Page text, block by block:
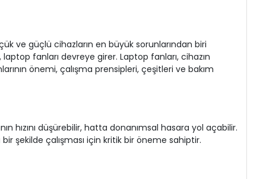
ve güçlü cihazların en büyük sorunlarından biri
fanları devreye girer. Laptop fanları, cihazın
önemi, çalışma prensipleri, çeşitleri ve bakım
hızını düşürebilir, hatta donanımsal hasara yol açabilir.
bir şekilde çalışması için kritik bir öneme sahiptir.